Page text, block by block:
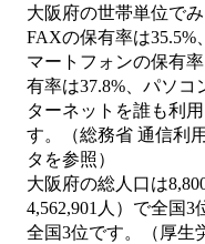
大阪府の世帯単位で
FAXの保有率は35.5%
マートフォンの保有
有率は37.8%、パソコ
ターネットを誰も利
す。（総務省 通信利
タを参照）
大阪府の総人口は
4,562,901人）で全国3
全国3位です。（厚生